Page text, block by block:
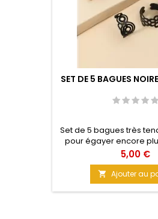
SET DE 5 BAGUES
Set de 5 bagues très
pour égayer encore
Ces bagues sont
nos jours et
manucurée. Matière :
Noire Taille :
Prix
5,00 €
 Ajouter au